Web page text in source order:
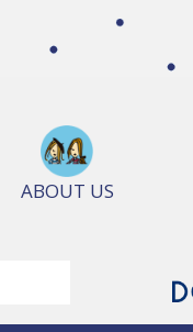
ABOUT US